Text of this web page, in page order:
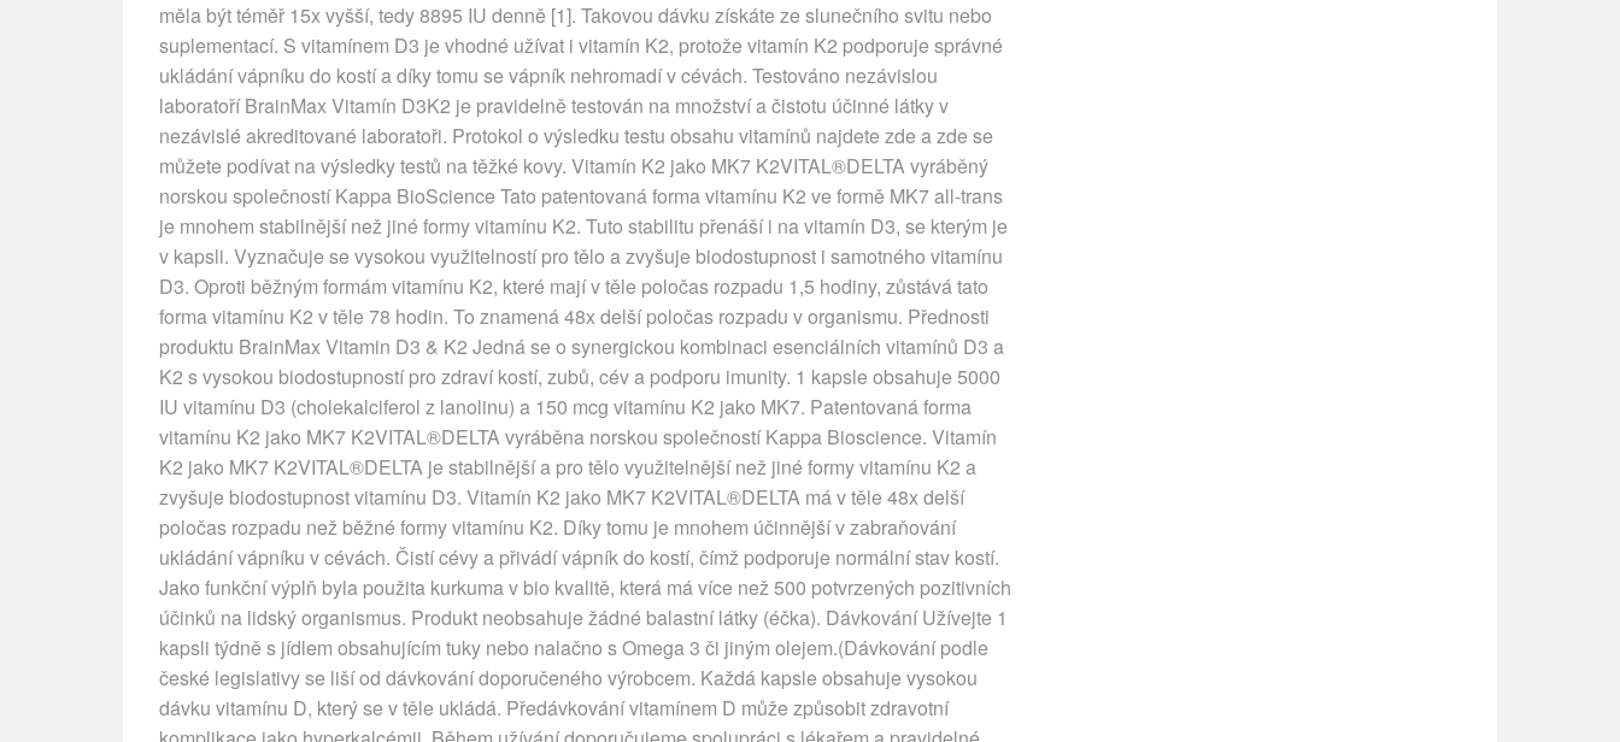
měla být téměř 15x vyšší, tedy 8895 IU denně [1]. Takovou dávku získáte ze slunečního svitu nebo
suplementací. S vitamínem D3 je vhodné užívat i vitamín K2, protože vitamín K2 podporuje správné
ukládání vápníku do kostí a díky tomu se vápník nehromadí v cévách. Testováno nezávislou
laboratoří BrainMax Vitamín D3K2 je pravidelně testován na množství a čistotu účinné látky v
nezávislé akreditované laboratoři. Protokol o výsledku testu obsahu vitamínů najdete zde a zde se
můžete podívat na výsledky testů na těžké kovy. Vitamín K2 jako MK7 K2VITAL®DELTA vyráběný
norskou společností Kappa BioScience Tato patentovaná forma vitamínu K2 ve formě MK7 all-trans
je mnohem stabilnější než jiné formy vitamínu K2. Tuto stabilitu přenáší i na vitamín D3, se kterým je
v kapsli. Vyznačuje se vysokou využitelností pro tělo a zvyšuje biodostupnost i samotného vitamínu
D3. Oproti běžným formám vitamínu K2, které mají v těle poločas rozpadu 1,5 hodiny, zůstává tato
forma vitamínu K2 v těle 78 hodin. To znamená 48x delší poločas rozpadu v organismu. Přednosti
produktu BrainMax Vitamin D3 & K2 Jedná se o synergickou kombinaci esenciálních vitamínů D3 a
K2 s vysokou biodostupností pro zdraví kostí, zubů, cév a podporu imunity. 1 kapsle obsahuje 5000
IU vitamínu D3 (cholekalciferol z lanolinu) a 150 mcg vitamínu K2 jako MK7. Patentovaná forma
vitamínu K2 jako MK7 K2VITAL®DELTA vyráběna norskou společností Kappa Bioscience. Vitamín
K2 jako MK7 K2VITAL®DELTA je stabilnější a pro tělo využitelnější než jiné formy vitamínu K2 a
zvyšuje biodostupnost vitamínu D3. Vitamín K2 jako MK7 K2VITAL®DELTA má v těle 48x delší
poločas rozpadu než běžné formy vitamínu K2. Díky tomu je mnohem účinnější v zabraňování
ukládání vápníku v cévách. Čistí cévy a přivádí vápník do kostí, čímž podporuje normální stav kostí.
Jako funkční výplň byla použita kurkuma v bio kvalitě, která má více než 500 potvrzených pozitivních
účinků na lidský organismus. Produkt neobsahuje žádné balastní látky (éčka). Dávkování Užívejte 1
kapsli týdně s jídlem obsahujícím tuky nebo nalačno s Omega 3 či jiným olejem.(Dávkování podle
české legislativy se liší od dávkování doporučeného výrobcem. Každá kapsle obsahuje vysokou
dávku vitamínu D, který se v těle ukládá. Předávkování vitamínem D může způsobit zdravotní